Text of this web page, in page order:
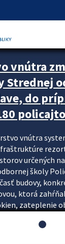
vnútra
Strednej
do
vnútra
určených
školy
budovy,
ktorá
zateplenie
nové učebne